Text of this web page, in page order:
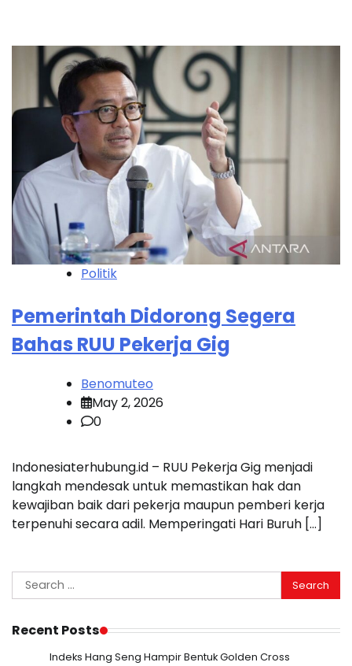
Politik
Pemerintah Didorong Segera
Bahas RUU Pekerja Gig
Benomuteo
May 2, 2026
0
Indonesiaterhubung.id – RUU Pekerja Gig menjadi
langkah mendesak untuk memastikan hak dan
kewajiban baik dari pekerja maupun pemberi kerja
terpenuhi secara adil. Memperingati Hari Buruh […]
Search
for:
Recent Posts
Indeks Hang Seng Hampir Bentuk Golden Cross